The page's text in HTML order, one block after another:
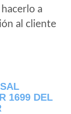
a
al cliente
1699 DEL